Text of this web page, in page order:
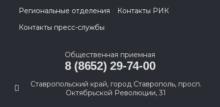
Региональные отделения
Контакты РИК
Контакты пресс-службы
Общественная приемная
8 (8652) 29-74-00
Ставропольский край, город Ставрополь, просп.
Октябрьской Революции, 31